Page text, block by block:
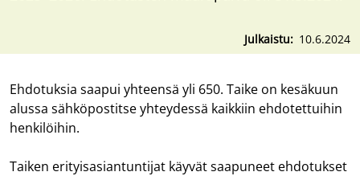
Julkaistu 10.6.2024
Ehdotuksia saapui yhteensä yli 650. Taike on kesäkuun
alussa sähköpostitse yhteydessä kaikkiin ehdotettuihin
henkilöihin.
Taiken erityisasiantuntijat käyvät saapuneet ehdotukset